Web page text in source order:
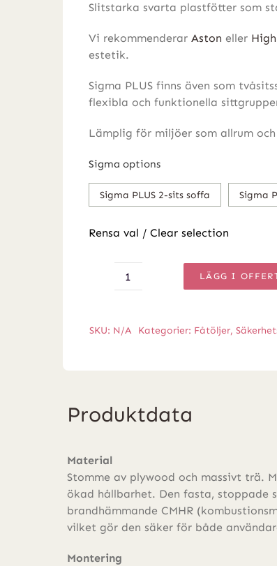
Slitstarka svarta plastfötter som
Vi rekommenderar Aston eller
estetik.
Sigma PLUS finns även som
flexibla och funktionella
Lämplig för miljöer som allrum
Sigma options
Sigma PLUS 2-sits soffa Sigma
Rensa val / Clear selection
Sigma
&
LÄGG I
SKU: N/A Kategorier: Fåtöljer,
Produktdata
Material
Stomme av plywood och massivt trä.
ökad hållbarhet. Den fasta, stoppade
brandhämmande CMHR
vilket gör den säker för både
Montering